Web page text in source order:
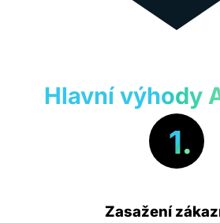
Hlavní výhody
1.
Zasažení